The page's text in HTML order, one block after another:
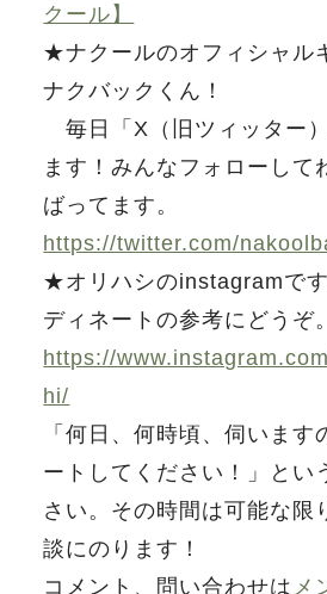
クール】
★ナクールのオフィシャル
ナクバックくん！
毎日「X（旧ツィッター
ます！みんなフォローして
ばってます。
https://twitter.com/
★オリハシのinstagramで
ディネートの参考にどうぞ。
https://
hi/
「何日、何時頃、伺います
ートしてください！」とい
さい。その時間は可能な限
談にのります！
コメント、問い合わせは メ